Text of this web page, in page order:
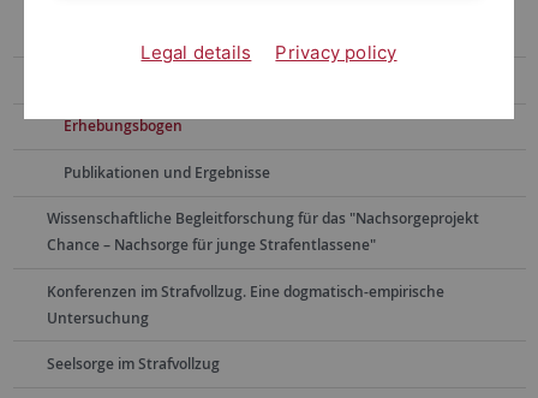
Erhebungsbogen
Publikationen und Ergebnisse
Wissenschaftliche Begleitforschung für das "Nachsorgeprojekt
Chance – Nachsorge für junge Strafentlassene"
Konferenzen im Strafvollzug. Eine dogmatisch-empirische
Untersuchung
Seelsorge im Strafvollzug
Legal details Privacy policy